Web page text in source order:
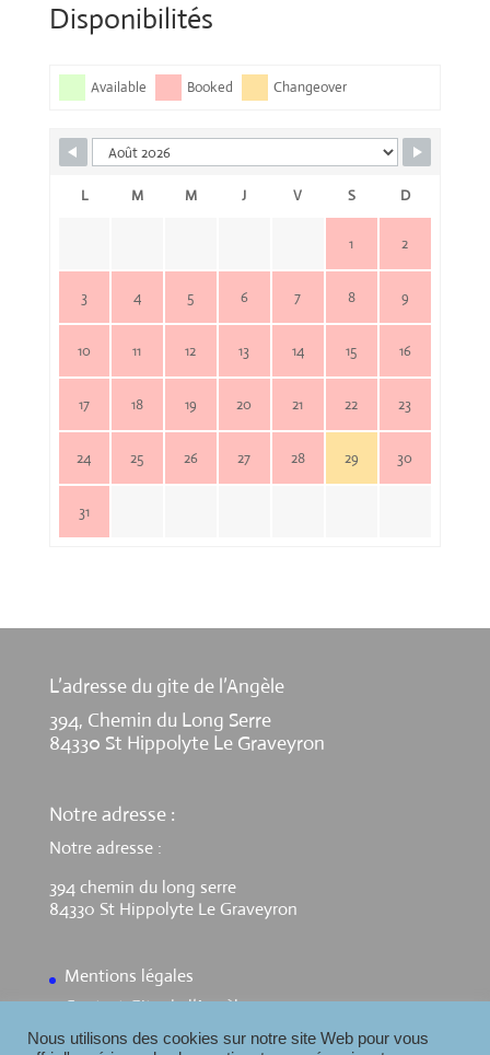
Disponibilités
Available Booked Changeover
L M M J V S D
1 2
3 4 5 6 7 8 9
10 11 12 13 14 15 16
17 18 19 20 21 22 23
24 25 26 27 28 29 30
31
L’adresse du gite de l’Angèle
394, Chemin du Long Serre
84330 St Hippolyte Le Graveyron
Notre adresse :
Notre adresse :
394 chemin du long serre
84330 St Hippolyte Le Graveyron
Mentions légales
Contact Gite de l’Angèle
Nous utilisons des cookies sur notre site Web pour vous